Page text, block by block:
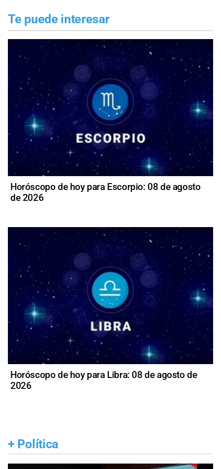
Te puede interesar
Horóscopo de hoy para Escorpio: 08 de agosto
de 2026
Horóscopo de hoy para Libra: 08 de agosto de
2026
+ Política